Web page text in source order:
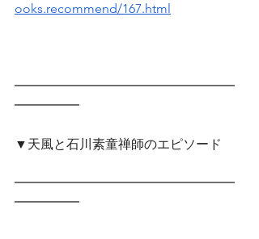
ooks.recommend/167.html
━━━━━━━━━━━━━━━━━
━━━━━
▼天風と石川素童禅師のエピソード
━━━━━━━━━━━━━━━━━
━━━━━